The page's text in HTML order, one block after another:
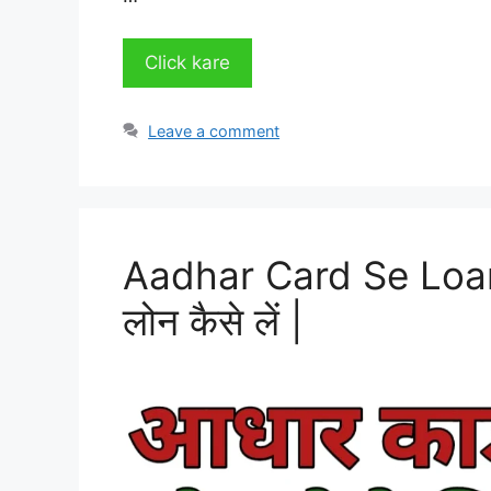
Click kare
Leave a comment
Aadhar Card Se
लोन कैसे लें |